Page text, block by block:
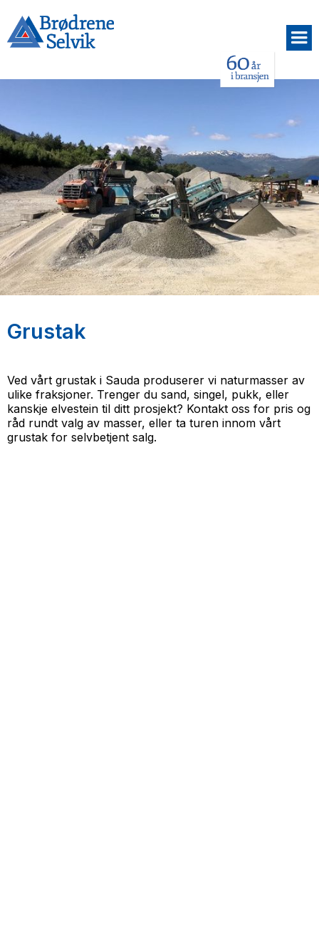
Grustak
Ved vårt grustak i Sauda produserer vi naturmasser av
ulike fraksjoner. Trenger du sand, singel, pukk, eller
kanskje elvestein til ditt prosjekt? Kontakt oss for pris og
råd rundt valg av masser, eller ta turen innom vårt
grustak for selvbetjent salg.